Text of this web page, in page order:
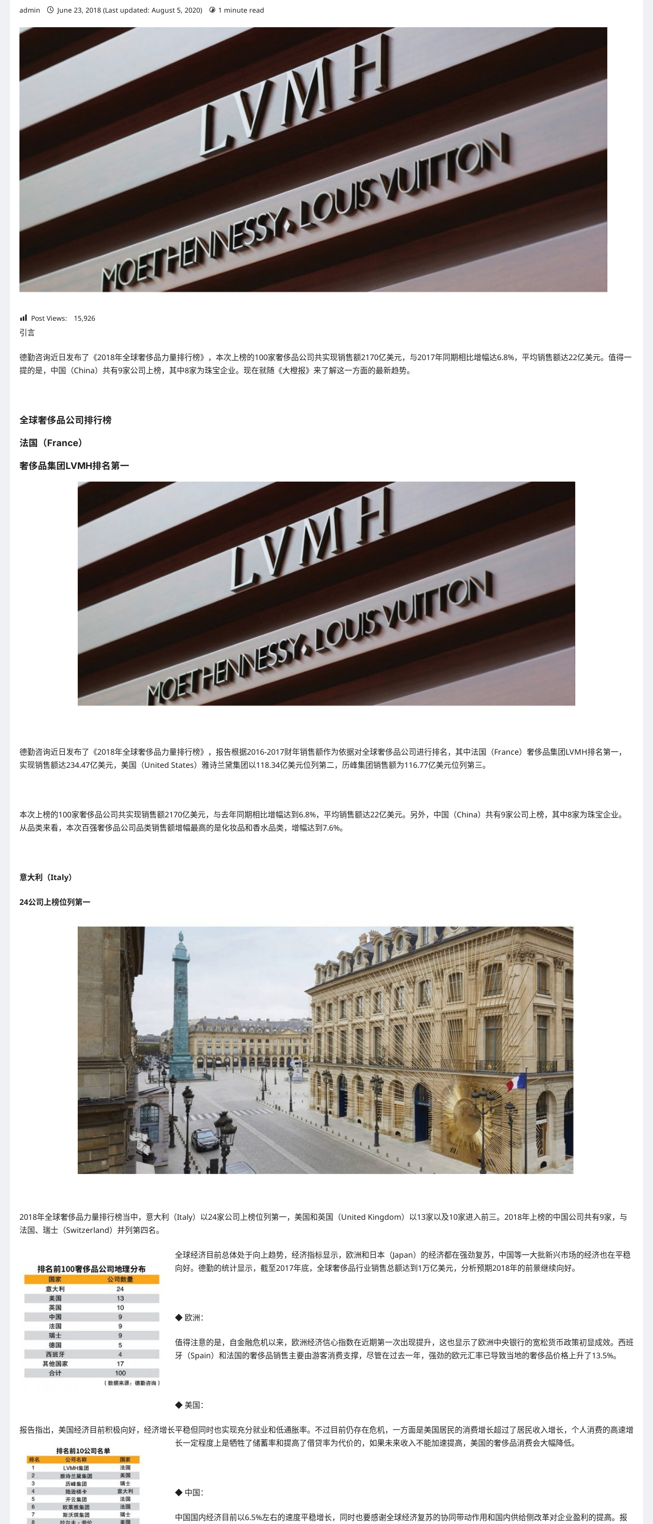
admin June 23, 2018 (Last updated: August 5, 2020) 1 minute read
Post Views: 15,926
引言
德勤咨询近日发布了《2018年全球奢侈品力量排行榜》，本次上榜的100家奢侈品公司共实现销售额2170亿美元，与2017年同期相比增幅达6.8%，平均销售额达22亿美元。值得一
提的是，中国（China）共有9家公司上榜，其中8家为珠宝企业。现在就随《大橙报》来了解这一方面的最新趋势。
全球奢侈品公司排行榜
法国（France）
奢侈品集团LVMH排名第一
德勤咨询近日发布了《2018年全球奢侈品力量排行榜》，报告根据2016-2017财年销售额作为依据对全球奢侈品公司进行排名，其中法国（France）奢侈品集团LVMH排名第一，
实现销售额达234.47亿美元，美国（United States）雅诗兰黛集团以118.34亿美元位列第二，历峰集团销售额为116.77亿美元位列第三。
本次上榜的100家奢侈品公司共实现销售额2170亿美元，与去年同期相比增幅达到6.8%，平均销售额达22亿美元。另外，中国（China）共有9家公司上榜，其中8家为珠宝企业。
从品类来看，本次百强奢侈品公司品类销售额增幅最高的是化妆品和香水品类，增幅达到7.6%。
意大利（Italy）
24公司上榜位列第一
2018年全球奢侈品力量排行榜当中，意大利（Italy）以24家公司上榜位列第一，美国和英国（United Kingdom）以13家以及10家进入前三。2018年上榜的中国公司共有9家，与
法国、瑞士（Switzerland）并列第四名。
全球经济目前总体处于向上趋势，经济指标显示，欧洲和日本（Japan）的经济都在强劲复苏，中国等一大批新兴市场的经济也在平稳
向好。德勤的统计显示，截至2017年底，全球奢侈品行业销售总额达到1万亿美元，分析预期2018年的前景继续向好。
◆ 欧洲：
值得注意的是，自金融危机以来，欧洲经济信心指数在近期第一次出现提升，这也显示了欧洲中央银行的宽松货币政策初显成效。西班
牙（Spain）和法国的奢侈品销售主要由游客消费支撑，尽管在过去一年，强劲的欧元汇率已导致当地的奢侈品价格上升了13.5%。
◆ 美国：
报告指出，美国经济目前积极向好，经济增长平稳但同时也实现充分就业和低通胀率。不过目前仍存在危机，一方面是美国居民的消费增长超过了居民收入增长，个人消费的高速增
长一定程度上是牺牲了储蓄率和提高了借贷率为代价的，如果未来收入不能加速提高，美国的奢侈品消费会大幅降低。
◆ 中国：
中国国内经济目前以6.5%左右的速度平稳增长，同时也要感谢全球经济复苏的协同带动作用和国内供给侧改革对企业盈利的提高。报